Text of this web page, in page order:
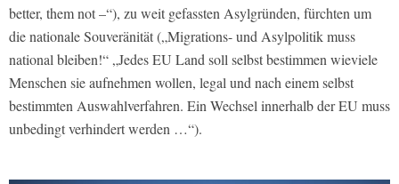
better, them not –“), zu weit gefassten Asylgründen, fürchten um
die nationale Souveränität („Migrations- und Asylpolitik muss
national bleiben!“ „Jedes EU Land soll selbst bestimmen wieviele
Menschen sie aufnehmen wollen, legal und nach einem selbst
bestimmten Auswahlverfahren. Ein Wechsel innerhalb der EU muss
unbedingt verhindert werden …“).